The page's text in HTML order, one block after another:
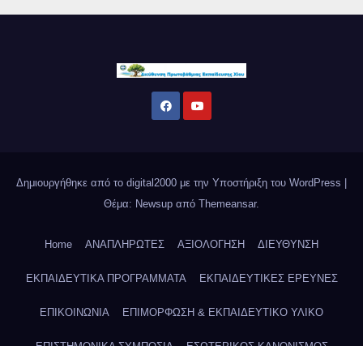
Δημιουργήθηκε από το digital2000 με την Υποστήριξη του WordPress
Θέμα: Newsup από Themeansar.
Home ΑΝΑΠΛΗΡΩΤΕΣ ΑΞΙΟΛΟΓΗΣΗ ΔΙΕΥΘΥΝΣΗ
ΕΚΠΑΙΔΕΥΤΙΚΑ ΠΡΟΓΡΑΜΜΑΤΑ ΕΚΠΑΙΔΕΥΤΙΚΕΣ ΕΡΕΥΝΕΣ
ΕΠΙΚΟΙΝΩΝΙΑ ΕΠΙΜΟΡΦΩΣΗ & ΕΚΠΑΙΔΕΥΤΙΚΟ ΥΛΙΚΟ